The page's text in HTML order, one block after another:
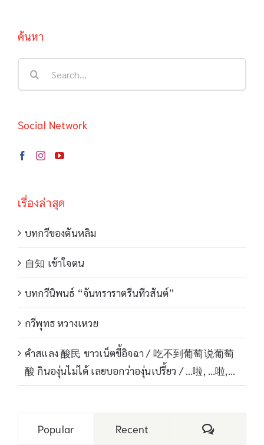
ค้นหา
Social Network
เรื่องล่าสุด
บทกวีของตันหลิม
自知 เข้าใจตน
บทกวีนิพนธ์ “จันทราราตรีนทีวสันต์”
กวีพุทธ หวางเหวย
คำสแลง 酸民 ชาวเน็ตขี้อิจฉา / 吃不到葡萄说葡萄
酸 กินองุ่นไม่ได้ เลยบอกว่าองุ่นเปรี้ยว / …啦, …啦,…
Popular Recent Comments